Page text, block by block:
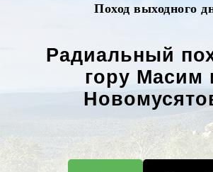
Поход выходного
Радиальный
гору Масим